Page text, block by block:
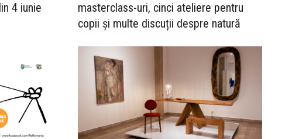
4 iunie
masterclass-uri, cinci ateliere pentru
copii și multe discuții despre natură